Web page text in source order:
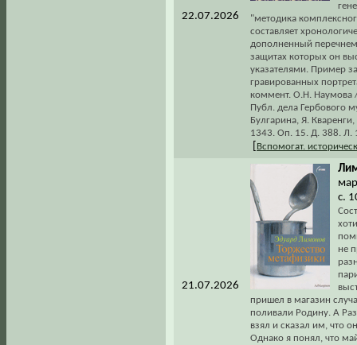
22.07.2026
"методика
составляет
дополненный
защитах которых он
указателями. Пример
гравированных
коммент. О.Н. Наумова
Публ. дела Гербового
Булгарина, Я.
1343. Оп. 15. Д. 388. Л.
Вспомогат.
21.07.2026
с.
не
пришел в магазин
поливали Родину. А
взял и сказал им, что
Однако я понял, что